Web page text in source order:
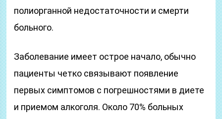
полиорганной недостаточности и смерти
больного.
Заболевание имеет острое начало, обычно
пациенты четко связывают появление
первых симптомов с погрешностями в диете
и приемом алкоголя. Около 70% больных